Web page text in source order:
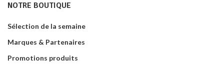
NOTRE BOUTIQUE
Sélection de la semaine
Marques & Partenaires
Promotions produits